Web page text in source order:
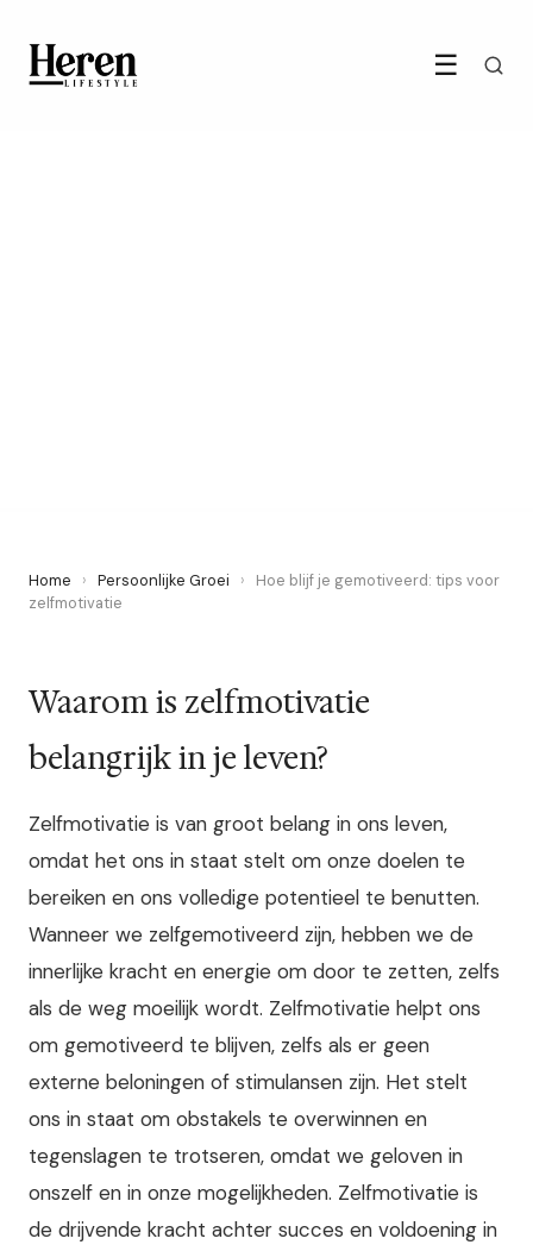
☰
Home › Persoonlijke Groei ›
Hoe blijf je gemotiveerd: tips voor
zelfmotivatie
Waarom is zelfmotivatie
belangrijk in je leven?
Zelfmotivatie is van groot belang in ons leven,
omdat het ons in staat stelt om onze doelen te
bereiken en ons volledige potentieel te benutten.
Wanneer we zelfgemotiveerd zijn, hebben we de
innerlijke kracht en energie om door te zetten, zelfs
als de weg moeilijk wordt. Zelfmotivatie helpt ons
om gemotiveerd te blijven, zelfs als er geen
externe beloningen of stimulansen zijn. Het stelt
ons in staat om obstakels te overwinnen en
tegenslagen te trotseren, omdat we geloven in
onszelf en in onze mogelijkheden. Zelfmotivatie is
de drijvende kracht achter succes en voldoening in